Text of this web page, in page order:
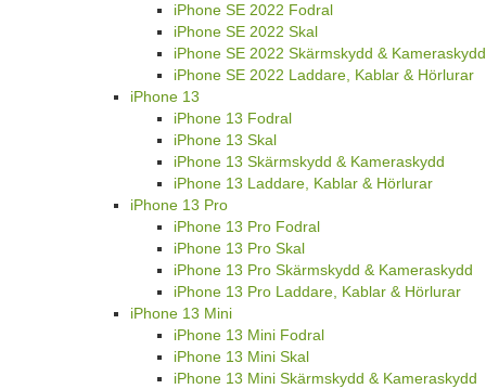
iPhone SE 2022 Fodral
iPhone SE 2022 Skal
iPhone SE 2022 Skärmskydd & Kameraskydd
iPhone SE 2022 Laddare, Kablar & Hörlurar
iPhone 13
iPhone 13 Fodral
iPhone 13 Skal
iPhone 13 Skärmskydd & Kameraskydd
iPhone 13 Laddare, Kablar & Hörlurar
iPhone 13 Pro
iPhone 13 Pro Fodral
iPhone 13 Pro Skal
iPhone 13 Pro Skärmskydd & Kameraskydd
iPhone 13 Pro Laddare, Kablar & Hörlurar
iPhone 13 Mini
iPhone 13 Mini Fodral
iPhone 13 Mini Skal
iPhone 13 Mini Skärmskydd & Kameraskydd